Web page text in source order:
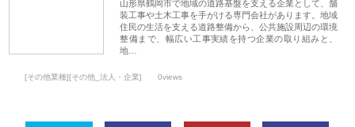
山形県鶴岡市で地域の道路基盤を支える企業として、舗
装工事や土木工事を手がける専門会社があります。地域
住民の生活を支える道路整備から、公共施設周辺の環境
整備まで、幅広い工事実績を持つ企業の取り組みと、
地…
[その他業種][その他_法人・企業] 0views